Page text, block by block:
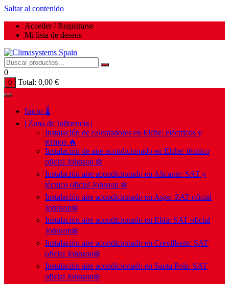
Saltar al contenido
Acceder / Registrarse
Mi lista de deseos
0
0 Total: 0,00 €
Inicio 🌡️
| Zona de Influencia |
Instalación de calentadores en Elche: eléctricos y
termos 🔥
Instalación de aire acondicionado en Elche: técnico
oficial Johnson ❄️
Instalación aire acondicionado en Alicante: SAT y
técnico oficial Johnson ❄️
Instalación aire acondicionado en Aspe: SAT oficial
Johnson❄️
Instalación aire acondicionado en Elda: SAT oficial
Johnson❄️
Instalación aire acondicionado en Crevillente: SAT
oficial Johnson❄️
Instalación aire acondicionado en Santa Pola: SAT
oficial Johnson❄️